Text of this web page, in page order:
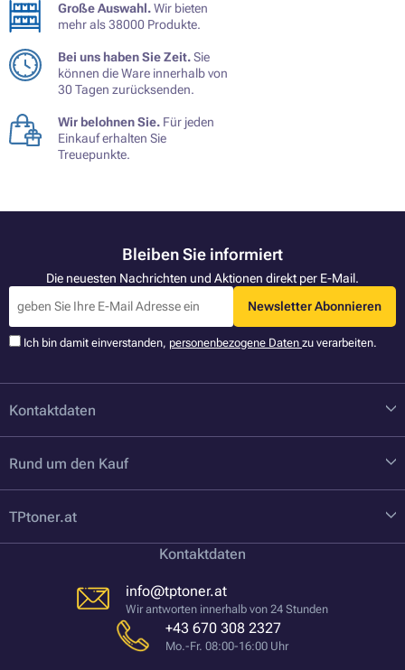
Große Auswahl.Wir bieten
mehr als 38000 Produkte.
Bei uns haben Sie Zeit.Sie
können die Ware innerhalb von
30 Tagen zurücksenden.
Wir belohnen Sie. Für jeden
Einkauf erhalten Sie
Treuepunkte.
Bleiben Sie informiert
Die neuesten Nachrichten und Aktionen direkt per E-Mail.
Newsletter Abonnieren
Ich bin damit einverstanden, personenbezogene Daten zu verarbeiten.
Kontaktdaten
Rund um den Kauf
TPtoner.at
Kontaktdaten
info@tptoner.at
Wir antworten innerhalb von 24 Stunden
+43 670 308 2327
Mo.-Fr. 08:00-16:00 Uhr